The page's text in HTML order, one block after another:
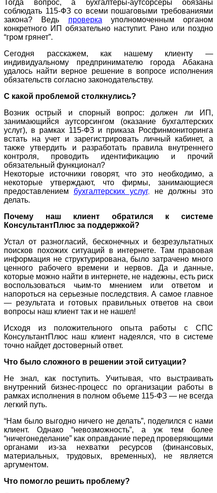
Тогда вопрос, а бухгалтеры-аутсорсеры обязаны
соблюдать 115-ФЗ со всеми пошаговыми требованиями
закона? Ведь проверкауполномоченным органом
конкретного ИП обязательно наступит. Рано или поздно
“гром грянет”.
Сегодня расскажем, как нашему клиенту —
индивидуальному предпринимателю города Абакана
удалось найти верное решение в вопросе исполнения
обязательств согласно законодательству.
С какой проблемой столкнулись?
Возник острый и спорный вопрос: должен ли ИП,
занимающийся аутсорсингом (оказание бухгалтерских
услуг), в рамках 115-ФЗ и приказа Росфинмониторинга
встать на учет и зарегистрировать личный кабинет, а
также утвердить и разработать правила внутреннего
контроля, проводить идентификацию и прочий
обязательный функционал?
Некоторые источники говорят, что это необходимо, а
некоторые утверждают, что фирмы, занимающиеся
предоставлением бухгалтерских услуг, не должны это
делать.
Почему наш клиент обратился к системе
КонсультантПлюс за поддержкой?
Устал от разногласий, бесконечных и безрезультатных
поисков похожих ситуаций в интернете. Там правовая
информация не структурирована, было затрачено много
ценного рабочего времени и нервов. Да и данные,
которые можно найти в интернете, не надежны, есть риск
воспользоваться чьим-то мнением или ответом и
напороться на серьезные последствия. А самое главное
— результата и готовых правильных ответов на свои
вопросы наш клиент так и не нашел!
Исходя из положительного опыта работы с СПС
КонсультантПлюс наш клиент надеялся, что в системе
точно найдет достоверный ответ.
Что было сложного в решении этой ситуации?
Не знал, как поступить. Учитывая, что выстраивать
внутренний бизнес-процесс по организации работы в
рамках исполнения в полном объеме 115-ФЗ — не всегда
легкий путь.
“Нам было выгодно ничего не делать”, поделился с нами
клиент. Однако “невозможность”, а уж тем более
“ничегонеделание” как оправдание перед проверяющими
органами из-за нехватки ресурсов (финансовых,
материальных, трудовых, временных), не является
аргументом.
Что помогло решить проблему?